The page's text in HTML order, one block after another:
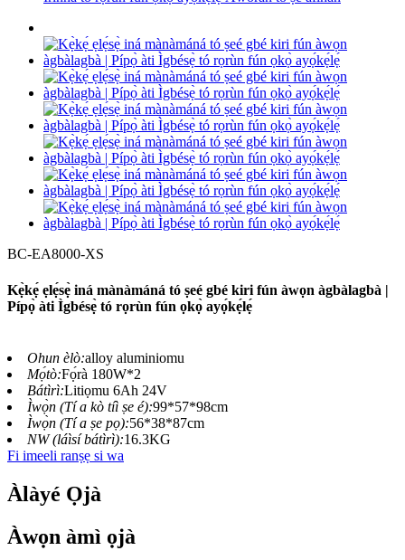
BC-EA8000-XS
Kẹ̀kẹ́ ẹlẹ́sẹ̀ iná mànàmáná tó ṣeé gbé kiri fún àwọn àgbàlagbà |
Pípọ̀ àti Ìgbésẹ̀ tó rọrùn fún ọkọ̀ ayọ́kẹ́lẹ́
Ohun èlò:alloy aluminiomu
Mọ́tò:Fọ́rà 180W*2
Bátìrì:Litiọmu 6Ah 24V
Ìwọ̀n (Tí a kò tíì ṣe é):99*57*98cm
Ìwọ̀n (Tí a ṣe pọ):56*38*87cm
NW (láìsí bátìrì):16.3KG
Fi imeeli ranṣẹ si wa
Àlàyé Ọjà
Àwọn àmì ọjà